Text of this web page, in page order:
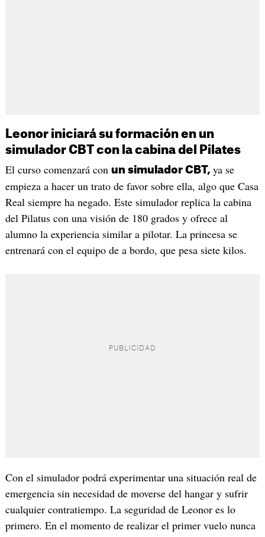
Leonor iniciará su formación en un
simulador CBT con la cabina del Pilates
El curso comenzará con un simulador CBT, ya se
empieza a hacer un trato de favor sobre ella, algo que Casa
Real siempre ha negado. Este simulador replica la cabina
del Pilatus con una visión de 180 grados y ofrece al
alumno la experiencia similar a pilotar. La princesa se
entrenará con el equipo de a bordo, que pesa siete kilos.
Con el simulador podrá experimentar una situación real de
emergencia sin necesidad de moverse del hangar y sufrir
cualquier contratiempo. La seguridad de Leonor es lo
primero. En el momento de realizar el primer vuelo nunca